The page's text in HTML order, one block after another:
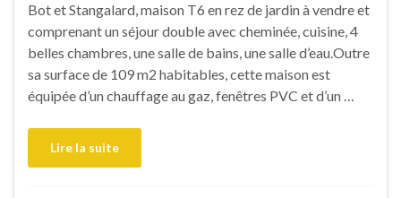
Bot et Stangalard, maison T6 en rez de jardin à vendre et
comprenant un séjour double avec cheminée, cuisine, 4
belles chambres, une salle de bains, une salle d’eau.Outre
sa surface de 109 m2 habitables, cette maison est
équipée d’un chauffage au gaz, fenêtres PVC et d’un …
Lire la suite